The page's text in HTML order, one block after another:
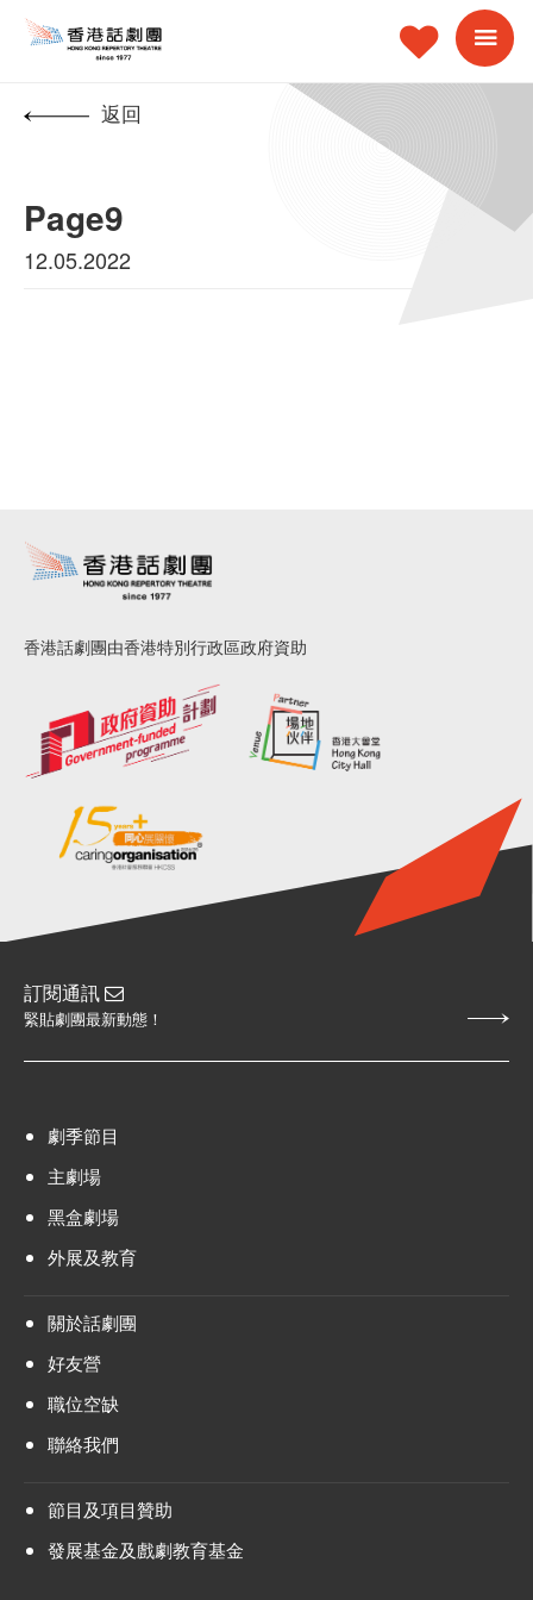
返回
Page9
12.05.2022
香港話劇團由香港特別行政區政府資助
訂閱通訊
緊貼劇團最新動態！
劇季節目
主劇場
黑盒劇場
外展及教育
關於話劇團
好友營
職位空缺
聯絡我們
節目及項目贊助
發展基金及戲劇教育基金